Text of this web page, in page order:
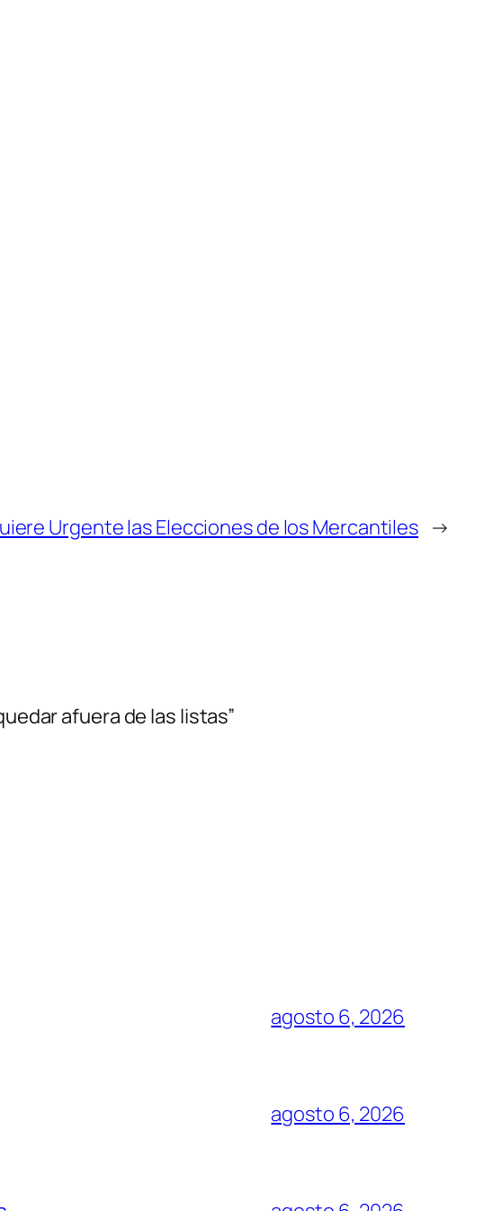
Urgente las Elecciones de los Mercantiles →
afuera de las listas”
agosto 6, 2026
agosto 6, 2026